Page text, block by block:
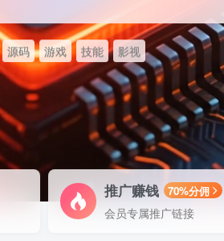
源码 游戏 技能 影视
推广赚钱 70%分佣
会员专属推广链接